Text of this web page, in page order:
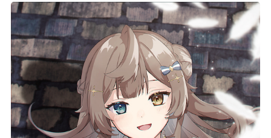
ログイン
LINK
muevoクラウドファンディング
muevoコミュニティ